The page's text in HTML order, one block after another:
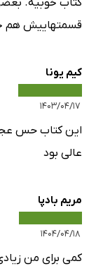
قسمتهاییش هم
کیم یونا
۱۴۰۳/۰۴/۱۷
این کتاب حس
عالی بود
مریم بادپا
۱۴۰۴/۰۴/۱۸
کمی برای من